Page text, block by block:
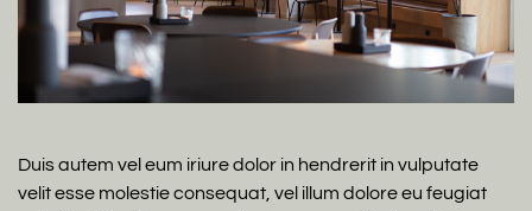
Duis autem vel eum iriure dolor in hendrerit in vulputate
velit esse molestie consequat, vel illum dolore eu feugiat